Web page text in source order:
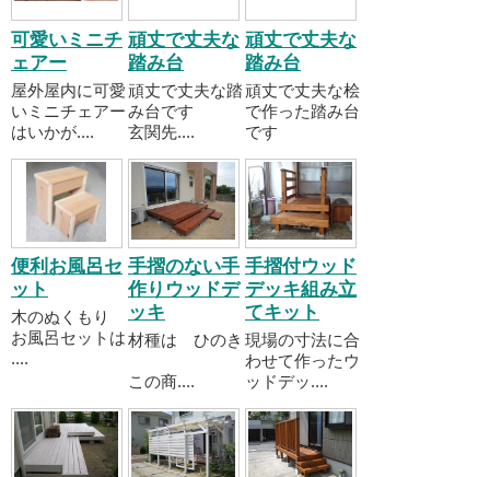
可愛いミニチ
ェアー
屋外屋内に可愛
いミニチェアー
はいかが....
頑丈で丈夫な
踏み台
頑丈で丈夫な踏
み台です
玄関先....
頑丈で丈夫な
踏み台
頑丈で丈夫な桧
で作った踏み台
です
便利お風呂セ
ット
木のぬくもり
お風呂セットは
....
手摺のない手
作りウッドデ
ッキ
材種は ひのき
この商....
手摺付ウッド
デッキ組み立
てキット
現場の寸法に合
わせて作ったウ
ッドデッ....